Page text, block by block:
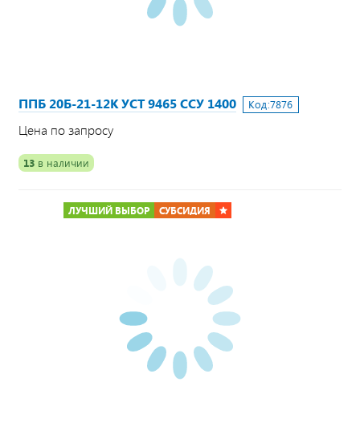
ППБ 20Б-21-12К УСТ 9465 ССУ 1400 Код:7876
Цена по запросу
13 в наличии
ЛУЧШИЙ ВЫБОР СУБСИДИЯ